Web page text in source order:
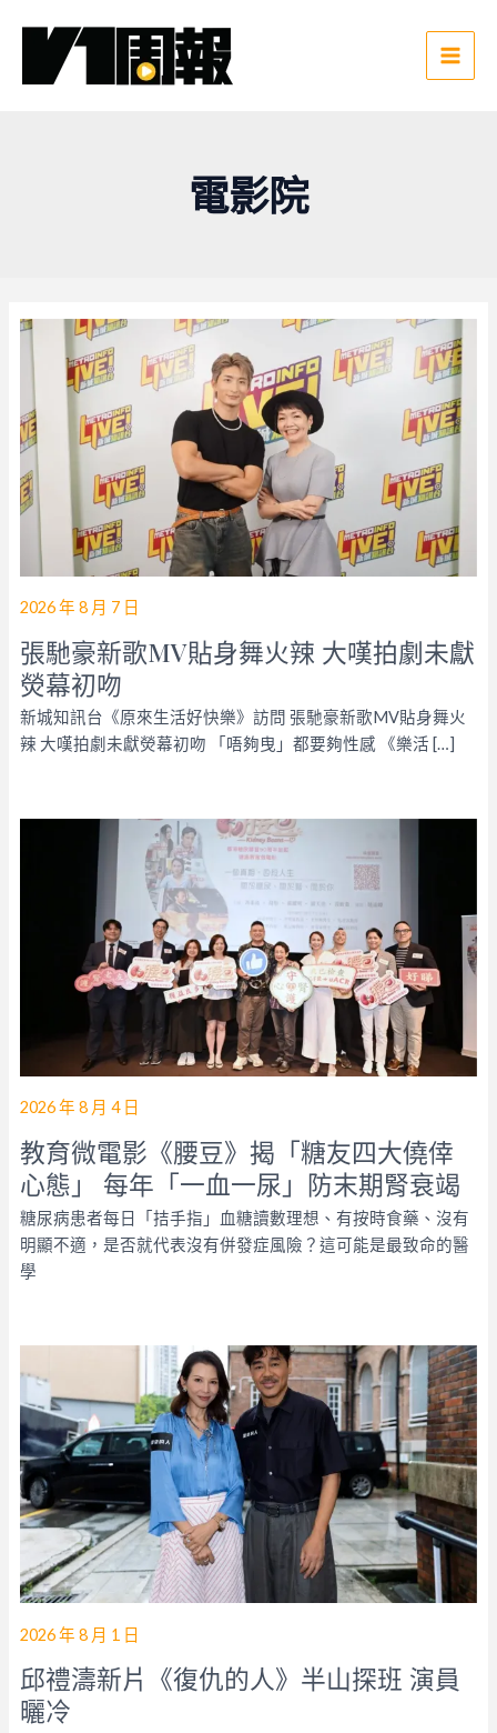
Main
電影院
2026 年 8 月 7 日
張馳豪新歌MV貼身舞火辣 大嘆拍劇未獻
熒幕初吻
新城知訊台《原來生活好快樂》訪問 張馳豪新歌MV貼身舞火
辣 大嘆拍劇未獻熒幕初吻 「唔夠曳」都要夠性感 《樂活 […]
2026 年 8 月 4 日
教育微電影《腰豆》揭「糖友四大僥倖
心態」 每年「一血一尿」防末期腎衰竭
糖尿病患者每日「拮手指」血糖讀數理想、有按時食藥、沒有
明顯不適，是否就代表沒有併發症風險？這可能是最致命的醫
學
2026 年 8 月 1 日
邱禮濤新片《復仇的人》半山探班 演員
曬冷